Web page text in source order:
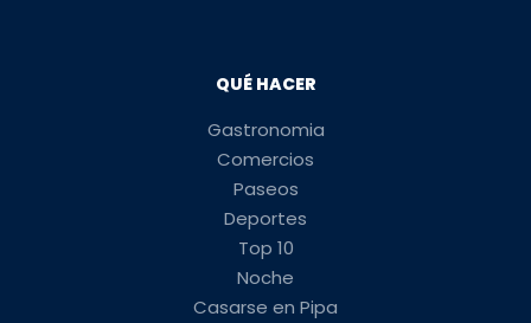
QUÉ HACER
Gastronomia
Comercios
Paseos
Deportes
Top 10
Noche
Casarse en Pipa